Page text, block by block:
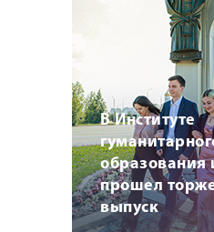
В Институте
образования
прошел
выпуск